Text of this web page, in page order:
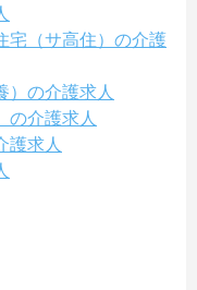
宅（サ高住）の介護
）の介護求人
の介護求人
護求人